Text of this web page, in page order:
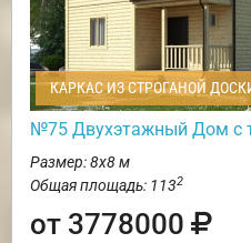
КАРКАС ИЗ СТРОГАНОЙ
№75 Двухэтажный Дом с
Размер: 8х8 м
Общая площадь: 1132
от 3778000